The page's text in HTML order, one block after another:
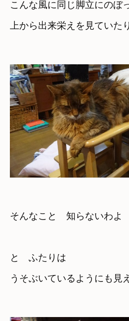
こんな風に同じ脚立にのぼ
上から出来栄えを見ていた
そんなこと　知らないわよ
と　ふたりは
うそぶいているようにも見